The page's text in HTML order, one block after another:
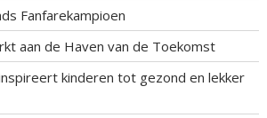
Fanfarekampioen
aan de Haven van de Toekomst
kinderen tot gezond en lekker